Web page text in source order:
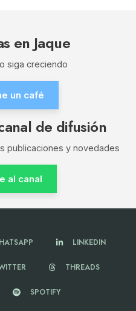
en Jaque
siga creciendo
un café
de difusión
publicaciones y novedades
al canal
LINKEDIN
THREADS
SPOTIFY